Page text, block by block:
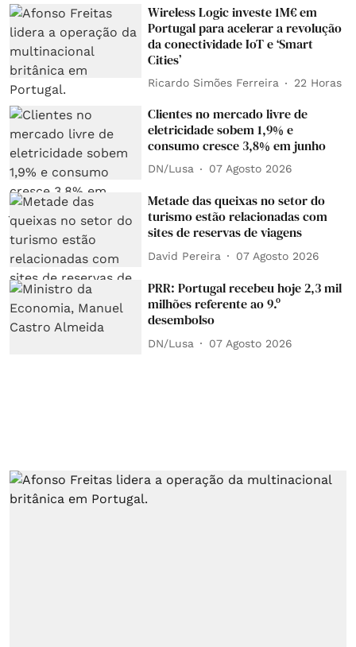
Wireless Logic investe 1M€ em
Portugal para acelerar a revolução
da conectividade IoT e ‘Smart
Cities’
Ricardo Simões Ferreira 22 Horas
Clientes no mercado livre de
eletricidade sobem 1,9% e
consumo cresce 3,8% em junho
DN/Lusa 07 Agosto 2026
Metade das queixas no setor do
turismo estão relacionadas com
sites de reservas de viagens
David Pereira 07 Agosto 2026
PRR: Portugal recebeu hoje 2,3 mil
milhões referente ao 9.º
desembolso
DN/Lusa 07 Agosto 2026